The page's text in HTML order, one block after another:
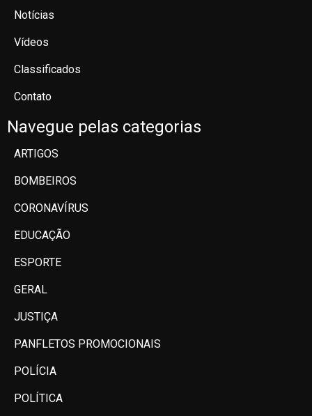
Notícias
Vídeos
Classificados
Contato
Navegue pelas categorias
ARTIGOS
BOMBEIROS
CORONAVÍRUS
EDUCAÇÃO
ESPORTE
GERAL
JUSTIÇA
PANFLETOS PROMOCIONAIS
POLÍCIA
POLÍTICA